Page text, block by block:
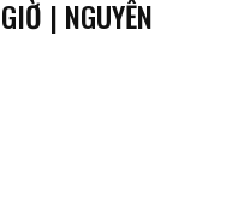
| NGUYỄN